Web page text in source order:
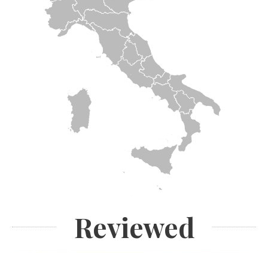
Reviewed